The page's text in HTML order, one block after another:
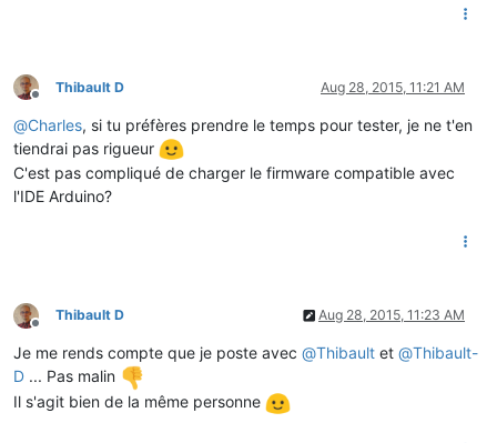
Offline
Thibault D Aug 28, 2015, 11:21 AM
@Charles, si tu préfères prendre le temps pour tester, je ne t'en
tiendrai pas rigueur
C'est pas compliqué de charger le firmware compatible avec
l'IDE Arduino?
Offline
Thibault D Aug 28, 2015, 11:23 AM
Je me rends compte que je poste avec @Thibault et @Thibault-
D ... Pas malin
Il s'agit bien de la même personne